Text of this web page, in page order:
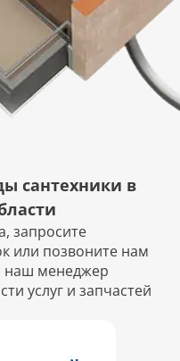
сантехники в
запросите
или позвоните нам
наш менеджер
услуг и запчастей